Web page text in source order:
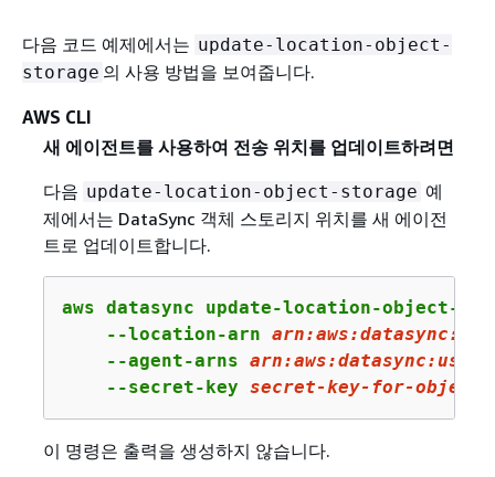
다음 코드 예제에서는 update-location-object-
storage 의 사용 방법을 보여줍니다.
AWS CLI
새 에이전트를 사용하여 전송 위치를 업데이트하려면
다음 update-location-object-storage 예
제에서는 DataSync 객체 스토리지 위치를 새 에이전
트로 업데이트합니다.
aws datasync update-location-object-
    --location-arn
arn:aws:datasync:
    --agent-arns
arn:aws:datasync:us-
    --secret-key
secret-key-for-object
이 명령은 출력을 생성하지 않습니다.